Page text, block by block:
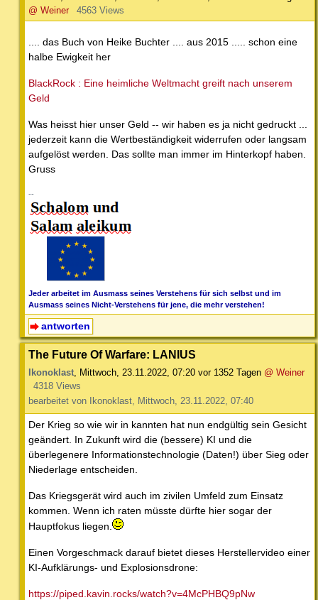
@ Weiner
4563 Views
.... das Buch von Heike Buchter .... aus 2015 ..... schon eine
halbe Ewigkeit her
BlackRock : Eine heimliche Weltmacht greift nach unserem
Geld
Was heisst hier unser Geld -- wir haben es ja nicht gedruckt ...
jederzeit kann die Wertbeständigkeit widerrufen oder langsam
aufgelöst werden. Das sollte man immer im Hinterkopf haben.
Gruss
--
Jeder arbeitet im Ausmass seines Verstehens für sich selbst und im
Ausmass seines Nicht-Verstehens für jene, die mehr verstehen!
antworten
The Future Of Warfare: LANIUS
Ikonoklast Mittwoch, 23.11.2022, 07:20 vor 1352 Tagen @ Weiner
4318 Views
bearbeitet von Ikonoklast, Mittwoch, 23.11.2022, 07:40
Der Krieg so wie wir in kannten hat nun endgültig sein Gesicht
geändert. In Zukunft wird die (bessere) KI und die
überlegenere Informationstechnologie (Daten!) über Sieg oder
Niederlage entscheiden.
Das Kriegsgerät wird auch im zivilen Umfeld zum Einsatz
kommen. Wenn ich raten müsste dürfte hier sogar der
Hauptfokus liegen.
Einen Vorgeschmack darauf bietet dieses Herstellervideo einer
KI-Aufklärungs- und Explosionsdrone:
https://piped.kavin.rocks/watch?v=4McPHBQ9pNw